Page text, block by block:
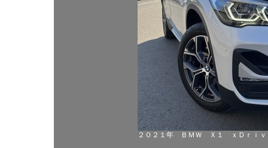
２０２１年 ＢＭＷ Ｘ１ ｘＤｒｉｖ